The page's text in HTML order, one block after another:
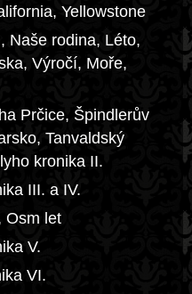
Yellowstone
Naše rodina, Léto,
Výročí, Moře,
Prčice, Špindlerův
Tanvaldský
kronika II.
III. a IV.
Osm let
V.
VI.